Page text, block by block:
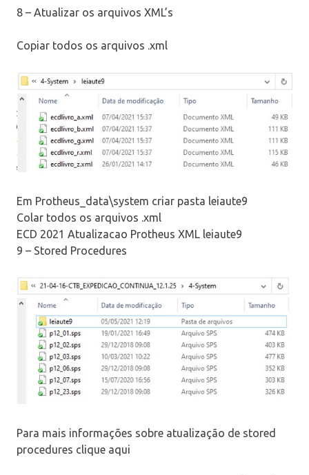
8 – Atualizar os arquivos XML’s
Copiar todos os arquivos .xml
Em Protheus_data\system criar pasta leiaute9
Colar todos os arquivos .xml
ECD 2021 Atualizacao Protheus XML leiaute9
9 – Stored Procedures
Para mais informações sobre atualização de stored
procedures clique aqui